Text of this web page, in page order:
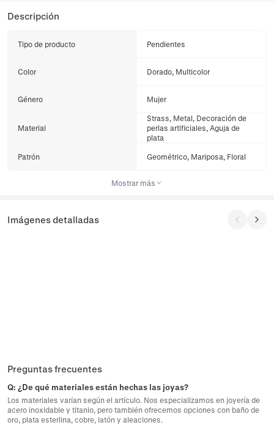
Descripción
Tipo de producto Pendientes
Color Dorado, Multicolor
Género Mujer
Material
Strass, Metal, Decoración de
perlas artificiales, Aguja de
plata
Patrón Geométrico, Mariposa, Floral
Mostrar más
Imágenes detalladas
Preguntas frecuentes
Q: ¿De qué materiales están hechas las joyas?
Los materiales varían según el artículo. Nos especializamos en joyería de
acero inoxidable y titanio, pero también ofrecemos opciones con baño de
oro, plata esterlina, cobre, latón y aleaciones.